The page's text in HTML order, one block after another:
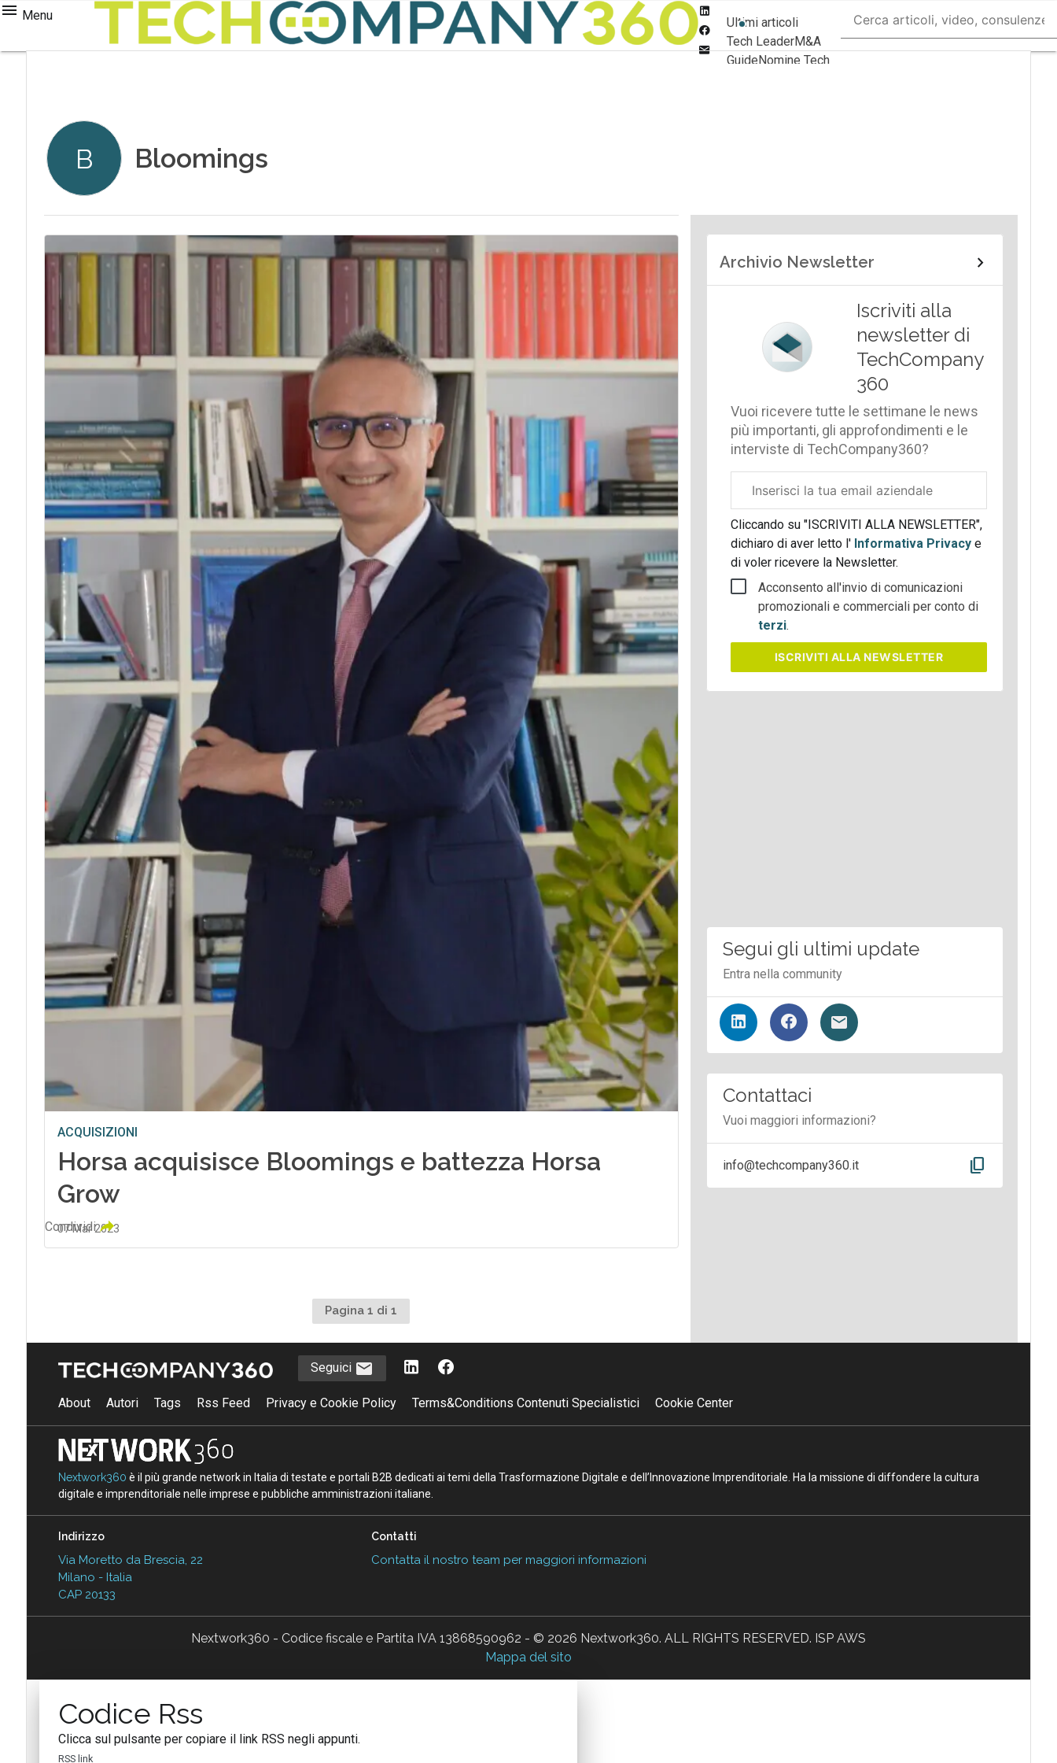
Menu
Facebook
Email
Ultimi articoli
Tech LeaderM&A
GuideNomine Tech
B Bloomings
ACQUISIZIONI
Horsa acquisisce Bloomings e battezza Horsa
Grow
07 Mar 2023
Condividi
Pagina 1 di 1
Archivio Newsletter
Iscriviti alla
newsletter di
TechCompany
360
Vuoi ricevere tutte le settimane le news
più importanti, gli approfondimenti e le
interviste di TechCompany360?
aziendale
Cliccando su "ISCRIVITI ALLA NEWSLETTER",
dichiaro di aver letto l'Informativa Privacy e
di voler ricevere la Newsletter.
Acconsento all'invio di comunicazioni
promozionali e commerciali per conto di
terzi.
ISCRIVITI ALLA NEWSLETTER
Segui gli ultimi update
Entra nella community
Contattaci
Vuoi maggiori informazioni?
info@techcompany360.it content_copy
Seguici
About Autori Tags Rss Feed Privacy e Cookie Policy Terms&Conditions Contenuti Specialistici Cookie Center
Nextwork360 è il più grande network in Italia di testate e portali B2B dedicati ai temi della Trasformazione Digitale e dell’Innovazione Imprenditoriale. Ha la missione di diffondere la cultura
digitale e imprenditoriale nelle imprese e pubbliche amministrazioni italiane.
Indirizzo
Via Moretto da Brescia, 22
Milano - Italia
CAP 20133
Contatti
Contatta il nostro team per maggiori informazioni
Nextwork360 - Codice fiscale e Partita IVA 13868590962 - © 2026 Nextwork360. ALL RIGHTS RESERVED. ISP AWS
Mappa del sito
Codice Rss
Clicca sul pulsante per copiare il link RSS negli appunti.
RSS link